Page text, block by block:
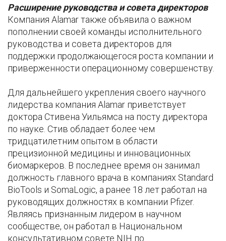
Расширение руководства и совета директоров
Компания Alamar также объявила о важном
пополнении своей команды исполнительного
руководства и совета директоров для
поддержки продолжающегося роста компании и
приверженности операционному совершенству.
Для дальнейшего укрепления своего научного
лидерства компания Alamar приветствует
доктора Стивена Уильямса на посту директора
по науке. Стив обладает более чем
тридцатилетним опытом в области
прецизионной медицины и инновационных
биомаркеров. В последнее время он занимал
должность главного врача в компаниях Standard
BioTools и SomaLogic, а ранее 18 лет работал на
руководящих должностях в компании Pfizer.
Являясь признанным лидером в научном
сообществе, он работал в Национальном
консультативном совете NIH по